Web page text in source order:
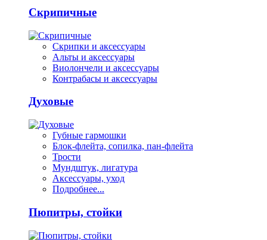
Скрипичные
Скрипки и аксессуары
Альты и аксессуары
Виолончели и аксессуары
Контрабасы и аксессуары
Духовые
Губные гармошки
Блок-флейта, сопилка, пан-флейта
Трости
Мундштук, лигатура
Аксессуары, уход
Подробнее...
Пюпитры, стойки